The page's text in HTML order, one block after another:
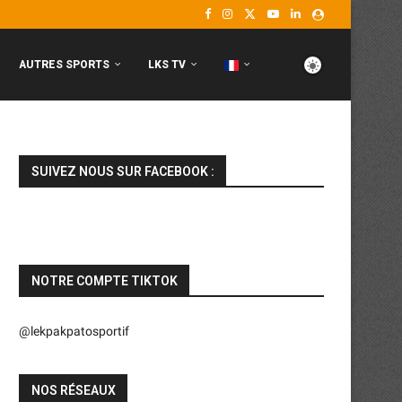
AUTRES SPORTS LKS TV
SUIVEZ NOUS SUR FACEBOOK :
NOTRE COMPTE TIKTOK
@lekpakpatosportif
NOS RÉSEAUX